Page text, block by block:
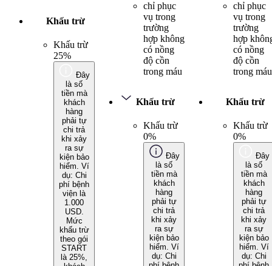
Khấu trừ
Khấu trừ
25%
Đây
là số
tiền mà
khách
hàng
phải tự
chi trả
khi xảy
ra sự
kiện bảo
hiểm. Ví
dụ: Chi
phí bệnh
viện là
1.000
USD.
Mức
khấu trừ
theo gói
START
là 25%,
chỉ phục
vụ trong
trường
hợp không
có nồng
độ cồn
trong máu
Khấu trừ
Khấu trừ
0%
Đây
là số
tiền mà
khách
hàng
phải tự
chi trả
khi xảy
ra sự
kiện bảo
hiểm. Ví
dụ: Chi
chỉ phục
vụ trong
trường
hợp
có nồng
độ cồn
trong máu
Khấu trừ
Khấu trừ
0%
Đây
là số
tiền mà
khách
hàng
phải tự
chi trả
khi xảy
ra sự
kiện bảo
hiểm. Ví
dụ: Chi